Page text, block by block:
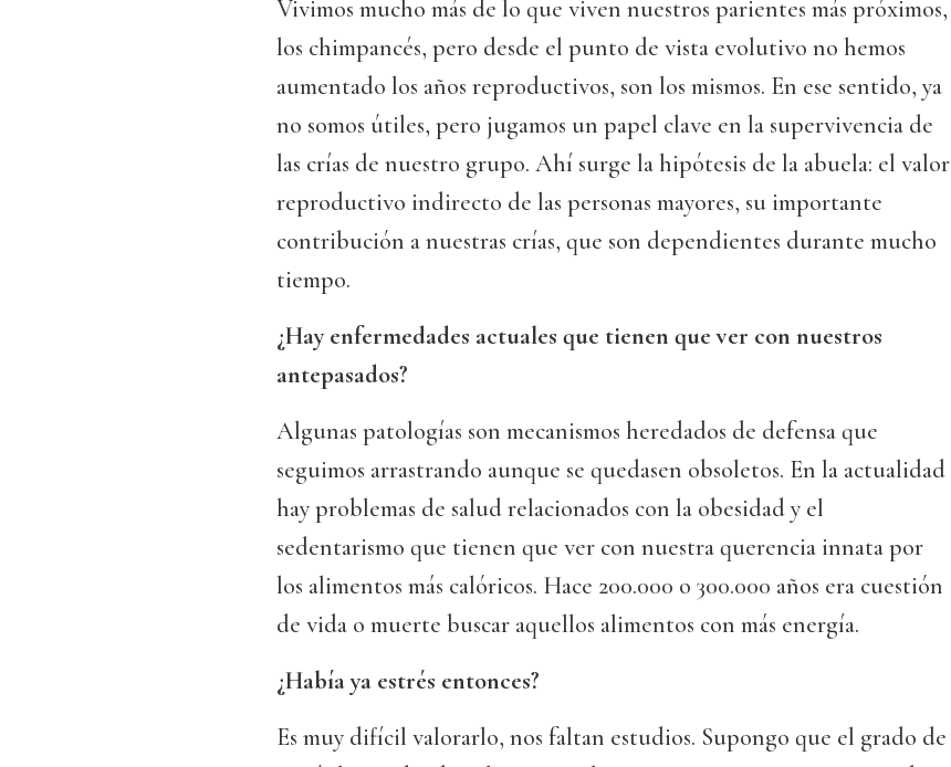
Vivimos mucho más de lo que viven nuestros parientes más próximos,
los chimpancés, pero desde el punto de vista evolutivo no hemos
aumentado los años reproductivos, son los mismos. En ese sentido, ya
no somos útiles, pero jugamos un papel clave en la supervivencia de
las crías de nuestro grupo. Ahí surge la hipótesis de la abuela: el valor
reproductivo indirecto de las personas mayores, su importante
contribución a nuestras crías, que son dependientes durante mucho
tiempo.
¿Hay enfermedades actuales que tienen que ver con nuestros
antepasados?
Algunas patologías son mecanismos heredados de defensa que
seguimos arrastrando aunque se quedasen obsoletos. En la actualidad
hay problemas de salud relacionados con la obesidad y el
sedentarismo que tienen que ver con nuestra querencia innata por
los alimentos más calóricos. Hace 200.000 o 300.000 años era cuestión
de vida o muerte buscar aquellos alimentos con más energía.
¿Había ya estrés entonces?
Es muy difícil valorarlo, nos faltan estudios. Supongo que el grado de